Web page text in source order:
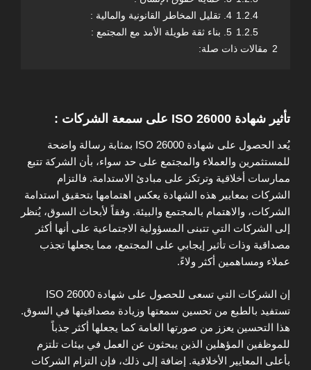
1.2.4 4. تقليل المخاطر القانونية والمالية :
1.2.5 5. بناء ثقة طويلة الأمد مع المجتمع :
2 مقالات ذات صلة:
تأثير شهادة ISO 26000 على سمعة الشركات :
يُعد الحصول على شهادة ISO 26000 بمثابة رسالة واضحة
للمستثمرين والعملاء والمجتمع على حد سواء، بأن الشركة تتبع
ممارسات أخلاقية وترتكز على مبادئ الاستدامة. فالتزام
الشركات بمعايير هذه الشهادة يعكس اهتمامها بتحقيق استدامة
الشركات، والاهتمام بالمجتمع والبيئة. وفقاً لأبحاث السوق، يُنظر
إلى الشركات التي تتبنى المسؤولية الاجتماعية على أنها أكثر
مصداقية وذات تأثير إيجابي على المجتمع، مما يجعلها تجذب
عملاء ومساهمين أكثر ولاءً.
إن الشركات التي تسعى للحصول على شهادة ISO 26000
تستفيد بالطبع من تحسين سمعتها وزيادة مصداقيتها في السوق.
هذا التحسين يعزز من صورتها العامة كما يجعلها أكثر جذباً
للموظفين المؤهلين الذين يبحثون عن العمل في بيئات تلتزم
بأعلى المعايير الأخلاقية. إضافة إلى ذلك، فإن التزام الشركات